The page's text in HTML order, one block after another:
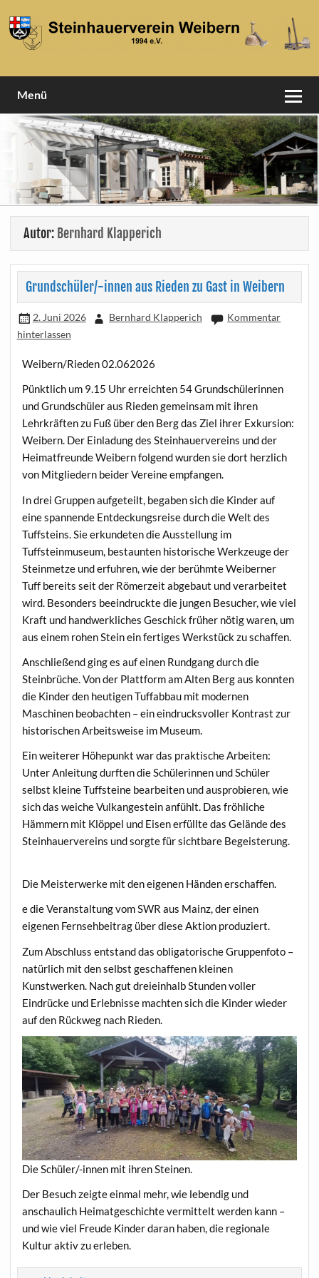
content
Menü
Autor: Bernhard Klapperich
Grundschüler/-innen aus Rieden zu Gast in Weibern
2. Juni 2026 Bernhard Klapperich
Kommentar
hinterlassen
Weibern/Rieden 02.062026
Pünktlich um 9.15 Uhr erreichten 54 Grundschülerinnen
und Grundschüler aus Rieden gemeinsam mit ihren
Lehrkräften zu Fuß über den Berg das Ziel ihrer Exkursion:
Weibern. Der Einladung des Steinhauervereins und der
Heimatfreunde Weibern folgend wurden sie dort herzlich
von Mitgliedern beider Vereine empfangen.
In drei Gruppen aufgeteilt, begaben sich die Kinder auf
eine spannende Entdeckungsreise durch die Welt des
Tuffsteins. Sie erkundeten die Ausstellung im
Tuffsteinmuseum, bestaunten historische Werkzeuge der
Steinmetze und erfuhren, wie der berühmte Weiberner
Tuff bereits seit der Römerzeit abgebaut und verarbeitet
wird. Besonders beeindruckte die jungen Besucher, wie viel
Kraft und handwerkliches Geschick früher nötig waren, um
aus einem rohen Stein ein fertiges Werkstück zu schaffen.
Anschließend ging es auf einen Rundgang durch die
Steinbrüche. Von der Plattform am Alten Berg aus konnten
die Kinder den heutigen Tuffabbau mit modernen
Maschinen beobachten – ein eindrucksvoller Kontrast zur
historischen Arbeitsweise im Museum.
Ein weiterer Höhepunkt war das praktische Arbeiten:
Unter Anleitung durften die Schülerinnen und Schüler
selbst kleine Tuffsteine bearbeiten und ausprobieren, wie
sich das weiche Vulkangestein anfühlt. Das fröhliche
Hämmern mit Klöppel und Eisen erfüllte das Gelände des
Steinhauervereins und sorgte für sichtbare Begeisterung.
Die Meisterwerke mit den eigenen Händen erschaffen.
e die Veranstaltung vom SWR aus Mainz, der einen
eigenen Fernsehbeitrag über diese Aktion produziert.
Zum Abschluss entstand das obligatorische Gruppenfoto –
natürlich mit den selbst geschaffenen kleinen
Kunstwerken. Nach gut dreieinhalb Stunden voller
Eindrücke und Erlebnisse machten sich die Kinder wieder
auf den Rückweg nach Rieden.
Die Schüler/-innen mit ihren Steinen.
Der Besuch zeigte einmal mehr, wie lebendig und
anschaulich Heimatgeschichte vermittelt werden kann –
und wie viel Freude Kinder daran haben, die regionale
Kultur aktiv zu erleben.